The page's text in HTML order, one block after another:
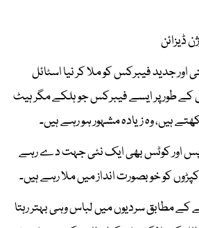
اور جدید فیبرکس کو ملا کر نیا اسٹائل
کے طور پر ایسے فیبرکس جو ہلکے مگر ہیٹ
ہیں، وہ زیادہ مشہور ہو رہے ہیں۔
اور کوٹس بھی ایک نئی جہت دے رہے
کپڑوں کو خوبصورت انداز میں ملا رہے ہیں۔
مطابق سردیوں میں لباس وہی بہتر رہتا